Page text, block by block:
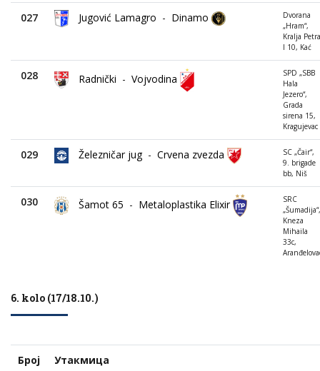
027 Jugović Lamagro - Dinamo
Dvorana
„Hram“,
Kralja Petra
I 10, Kać
028 Radnički - Vojvodina
SPD „SBB
Hala
Jezero“,
Grada
sirena 15,
Kragujevac
029 Železničar jug - Crvena zvezda
SC „Čair“,
9. brigade
bb, Niš
030 Šamot 65 - Metaloplastika Elixir
SRC
„Šumadija“,
Kneza
Mihaila
33c,
6. kolo (17/18.10.)
Број Утакмица